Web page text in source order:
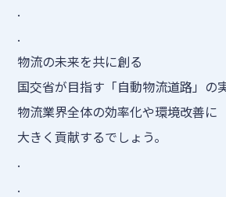
.
.
物流の未来を共に創る
国交省が目指す「自動物流道路」の
物流業界全体の効率化や環境改善に
大きく貢献するでしょう。
.
.